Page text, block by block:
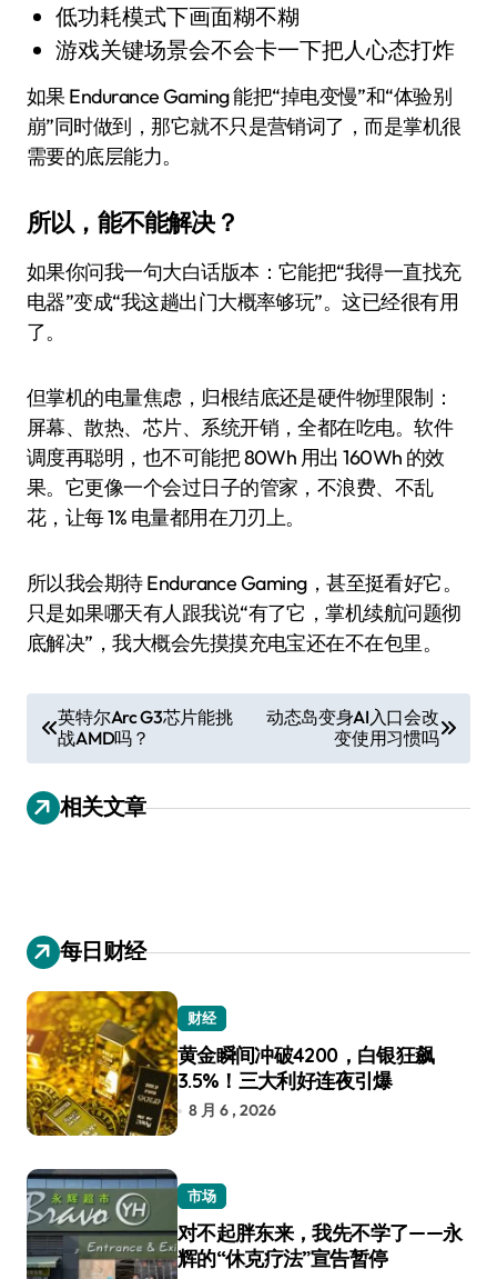
低功耗模式下画面糊不糊
游戏关键场景会不会卡一下把人心态打炸
如果 Endurance Gaming 能把“掉电变慢”和“体验别
崩”同时做到，那它就不只是营销词了，而是掌机很
需要的底层能力。
所以，能不能解决？
如果你问我一句大白话版本：它能把“我得一直找充
电器”变成“我这趟出门大概率够玩”。这已经很有用
了。
但掌机的电量焦虑，归根结底还是硬件物理限制：
屏幕、散热、芯片、系统开销，全都在吃电。软件
调度再聪明，也不可能把 80Wh 用出 160Wh 的效
果。它更像一个会过日子的管家，不浪费、不乱
花，让每 1% 电量都用在刀刃上。
所以我会期待 Endurance Gaming，甚至挺看好它。
只是如果哪天有人跟我说“有了它，掌机续航问题彻
底解决”，我大概会先摸摸充电宝还在不在包里。
章
导
航
英特尔Arc G3芯片能挑
战AMD吗？
动态岛变身AI入口会改
变使用习惯吗
相关文章
每日财经
财经
黄金瞬间冲破4200，白银狂飙
3.5%！三大利好连夜引爆
8 月 6 , 2026
市场
对不起胖东来，我先不学了——永
辉的“休克疗法”宣告暂停